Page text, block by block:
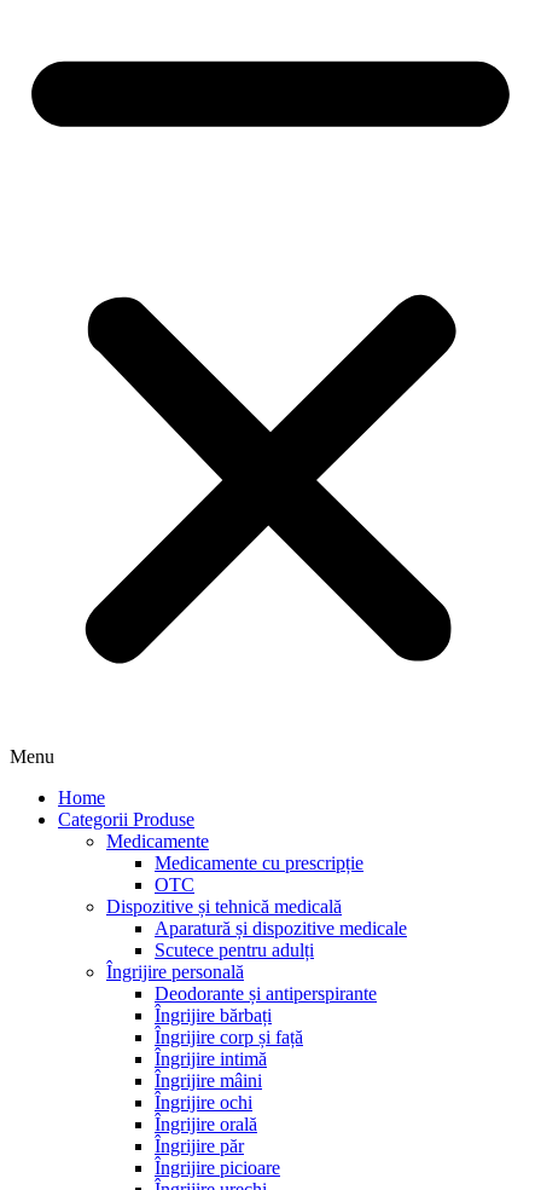
Menu
Home
Categorii Produse
Medicamente
Medicamente cu prescripție
OTC
Dispozitive și tehnică medicală
Aparatură și dispozitive medicale
Scutece pentru adulți
Îngrijire personală
Deodorante și antiperspirante
Îngrijire bărbați
Îngrijire corp și față
Îngrijire intimă
Îngrijire mâini
Îngrijire ochi
Îngrijire orală
Îngrijire păr
Îngrijire picioare